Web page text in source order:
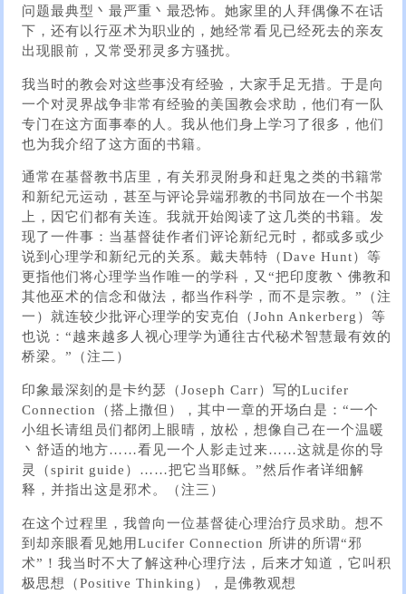
问题最典型丶最严重丶最恐怖。她家里的人拜偶像不在话
下，还有以行巫术为职业的，她经常看见已经死去的亲友
出现眼前，又常受邪灵多方骚扰。
我当时的教会对这些事没有经验，大家手足无措。于是向
一个对灵界战争非常有经验的美国教会求助，他们有一队
专门在这方面事奉的人。我从他们身上学习了很多，他们
也为我介绍了这方面的书籍。
通常在基督教书店里，有关邪灵附身和赶鬼之类的书籍常
和新纪元运动，甚至与评论异端邪教的书同放在一个书架
上，因它们都有关连。我就开始阅读了这几类的书籍。发
现了一件事：当基督徒作者们评论新纪元时，都或多或少
说到心理学和新纪元的关系。戴夫韩特（Dave Hunt）等
更指他们将心理学当作唯一的学科，又“把印度教丶佛教和
其他巫术的信念和做法，都当作科学，而不是宗教。”（注
一）就连较少批评心理学的安克伯（John Ankerberg）等
也说：“越来越多人视心理学为通往古代秘术智慧最有效的
桥梁。”（注二）
印象最深刻的是卡约瑟（Joseph Carr）写的Lucifer
Connection（搭上撒但），其中一章的开场白是：“一个
小组长请组员们都闭上眼晴，放松，想像自己在一个温暖
丶舒适的地方……看见一个人影走过来……这就是你的导
灵（spirit guide）……把它当耶稣。”然后作者详细解
释，并指出这是邪术。（注三）
在这个过程里，我曾向一位基督徒心理治疗员求助。想不
到却亲眼看见她用Lucifer Connection 所讲的所谓“邪
术”！我当时不大了解这种心理疗法，后来才知道，它叫积
极思想（Positive Thinking），是佛教观想